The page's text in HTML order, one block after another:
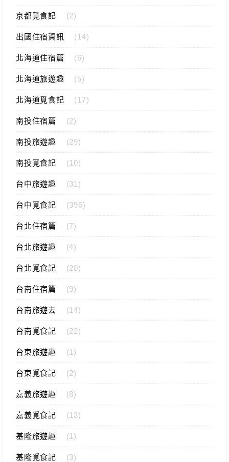
京都覓食記 (2)
出國住宿資訊 (14)
北海道住宿篇 (6)
北海道旅遊趣 (5)
北海道覓食記 (17)
南投住宿篇 (2)
南投旅遊趣 (29)
南投覓食記 (10)
台中旅遊趣 (31)
台中覓食記 (396)
台北住宿篇 (7)
台北旅遊趣 (4)
台北覓食記 (20)
台南住宿篇 (9)
台南旅遊去 (14)
台南覓食記 (22)
台東旅遊趣 (1)
台東覓食記 (2)
嘉義旅遊趣 (8)
嘉義覓食記 (13)
基隆旅遊趣 (1)
基隆覓食記 (3)